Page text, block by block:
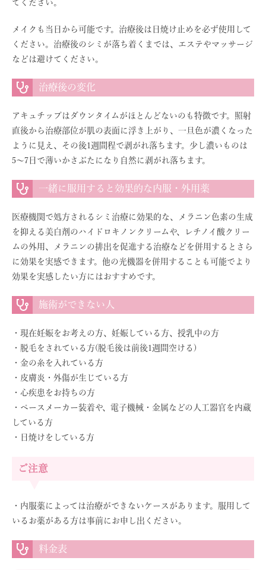
てください。
メイクも当日から可能です。治療後は日焼け止めを必ず使用して
ください。治療後のシミが落ち着くまでは、エステやマッサージ
などは避けてください。
治療後の変化
アキュチップはダウンタイムがほとんどないのも特徴です。照射
直後から治療部位が肌の表面に浮き上がり、一旦色が濃くなった
ように見え、その後1週間程で剥がれ落ちます。少し濃いものは
5〜7日で薄いかさぶたになり自然に剥がれ落ちます。
一緒に服用すると効果的な内服・外用薬
医療機関で処方されるシミ治療に効果的な、メラニン色素の生成
を抑える美白剤のハイドロキノンクリームや、レチノイ酸クリー
ムの外用、メラニンの排出を促進する治療などを併用するとさら
に効果を実感できます。他の光機器を併用することも可能でより
効果を実感したい方にはおすすめです。
施術ができない人
・現在妊娠をお考えの方、妊娠している方、授乳中の方
・脱毛をされている方(脱毛後は前後1週間空ける)
・金の糸を入れている方
・皮膚炎・外傷が生じている方
・心疾患をお持ちの方
・ペースメーカー装着や、電子機械・金属などの人工器官を内蔵
している方
・日焼けをしている方
ご注意
・内服薬によっては治療ができないケースがあります。服用して
いるお薬がある方は事前にお申し出ください。
料金表